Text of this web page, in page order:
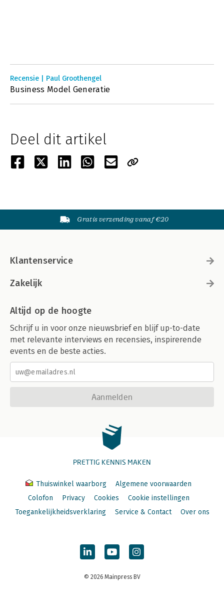
Recensie | Paul Groothengel
Business Model Generatie
Deel dit artikel
Gratis verzending vanaf €20
Klantenservice
Zakelijk
Altijd op de hoogte
Schrijf u in voor onze nieuwsbrief en blijf up-to-date
met relevante interviews en recensies, inspirerende
events en de beste acties.
Aanmelden
PRETTIG KENNIS MAKEN
Thuiswinkel waarborg
Algemene voorwaarden
Colofon
Privacy Cookies
Cookie instellingen
Toegankelijkheidsverklaring
Service & Contact Over ons
© 2026 Mainpress BV